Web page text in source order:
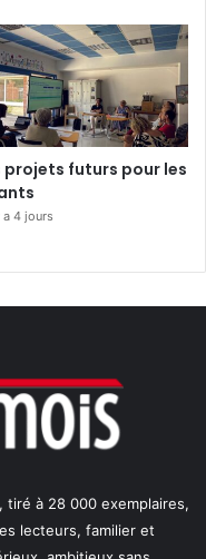
projets futurs pour les
a 4 jours
à 28 000 exemplaires,
lecteurs, familier et